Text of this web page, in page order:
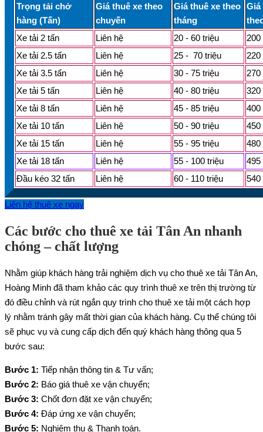
Trọng tải chở
hàng (Tấn)
Giá thuê xe theo
chuyến
Giá thuê xe theo
tháng
Giá
Xe tải 2 tấn
Liên hệ 20 - 60 triệu
200
Xe tải 2.5 tấn
Liên hệ 25 - 70 triệu
220
Xe tải 3.5 tấn
Liên hệ 30 - 75 triệu
270
Xe tải 5 tấn
Liên hệ 40 - 80 triệu
320
Xe tải 8 tấn
Liên hệ 45 - 85 triệu
400
Xe tải 10 tấn
Liên hệ 50 - 90 triệu
450
Xe tải 15 tấn
Liên hệ 55 - 95 triệu
480
Xe tải 18 tấn
Liên hệ 55 - 100 triệu
495
Đầu kéo 32 tấn
Liên hệ 60 - 110 triệu 540
Liên hệ thuê xe ngay
Các bước cho thuê xe tải Tân An nhanh
chóng – chất lượng
Nhằm giúp khách hàng trải nghiệm dịch vụ cho thuê xe tải Tân An,
Hoàng Minh đã tham khảo các quy trình thuê xe trên thị trường từ
đó điều chỉnh và rút ngắn quy trình cho thuê xe tải một cách hợp
lý nhằm tránh gây mất thời gian của khách hàng. Cụ thể chúng tôi
sẽ phục vụ và cung cấp dịch đến quý khách hàng thông qua 5
bước sau:
Bước 1: Tiếp nhận thông tin & Tư vấn;
Bước 2: Báo giá thuê xe vận chuyển;
Bước 3: Chốt đơn đặt xe vận chuyển;
Bước 4: Đáp ứng xe vận chuyển;
Bước 5: Nghiệm thu & Thanh toán.